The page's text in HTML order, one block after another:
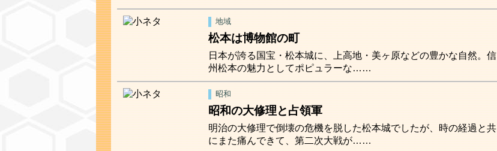
地域
松本は博物館の町
日本が誇る国宝・松本城に、上高地・美ヶ原などの豊かな自然。信
州松本の魅力としてポピュラーな……
昭和
昭和の大修理と占領軍
明治の大修理で倒壊の危機を脱した松本城でしたが、時の経過と共
にまた痛んできて、第二次大戦が……